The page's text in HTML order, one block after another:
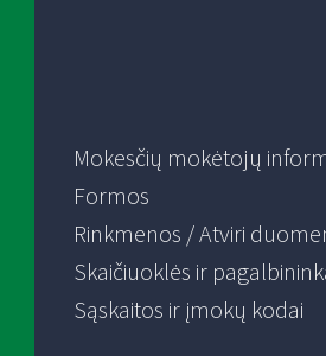
Mokesčių mokėtojų
Formos
Rinkmenos / Atviri
Skaičiuoklės ir
Sąskaitos ir įmokų kodai